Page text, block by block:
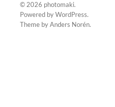
© 2026 photomaki.
Powered byWordPress.
Theme byAnders Norén.